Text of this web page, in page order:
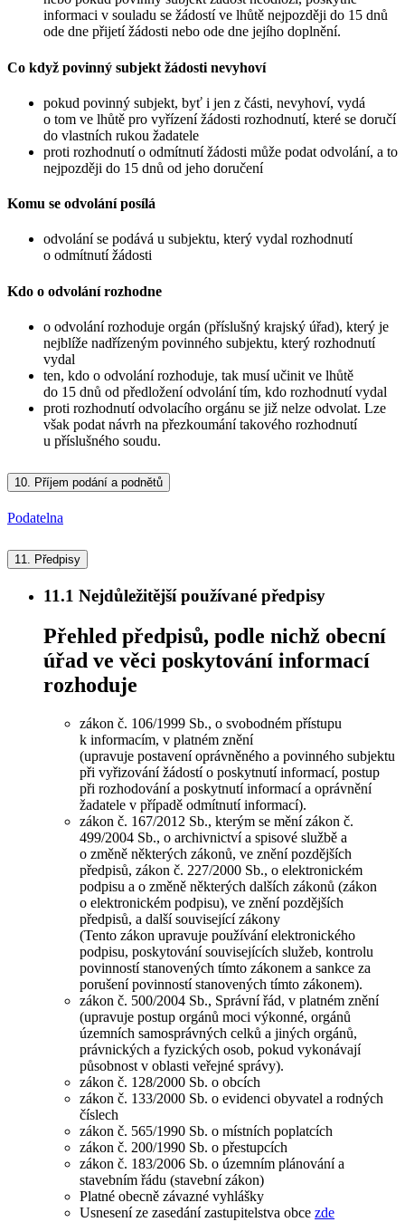
informaci v souladu se žádostí ve lhůtě nejpozději do 15 dnů
ode dne přijetí žádosti nebo ode dne jejího doplnění.
Co když povinný subjekt žádosti nevyhoví
pokud povinný subjekt, byť i jen z části, nevyhoví, vydá
o tom ve lhůtě pro vyřízení žádosti rozhodnutí, které se doručí
do vlastních rukou žadatele
proti rozhodnutí o odmítnutí žádosti může podat odvolání, a to
nejpozději do 15 dnů od jeho doručení
Komu se odvolání posílá
odvolání se podává u subjektu, který vydal rozhodnutí
o odmítnutí žádosti
Kdo o odvolání rozhodne
o odvolání rozhoduje orgán (příslušný krajský úřad), který je
nejblíže nadřízeným povinného subjektu, který rozhodnutí
vydal
ten, kdo o odvolání rozhoduje, tak musí učinit ve lhůtě
do 15 dnů od předložení odvolání tím, kdo rozhodnutí vydal
proti rozhodnutí odvolacího orgánu se již nelze odvolat. Lze
však podat návrh na přezkoumání takového rozhodnutí
u příslušného soudu.
10. Příjem podání a podnětů
Podatelna
11. Předpisy
11.1 Nejdůležitější používané předpisy
Přehled předpisů, podle nichž obecní
úřad ve věci poskytování informací
rozhoduje
zákon č. 106/1999 Sb., o svobodném přístupu
k informacím, v platném znění
(upravuje postavení oprávněného a povinného subjektu
při vyřizování žádostí o poskytnutí informací, postup
při rozhodování a poskytnutí informací a oprávnění
žadatele v případě odmítnutí informací).
zákon č. 167/2012 Sb., kterým se mění zákon č.
499/2004 Sb., o archivnictví a spisové službě a
o změně některých zákonů, ve znění pozdějších
předpisů, zákon č. 227/2000 Sb., o elektronickém
podpisu a o změně některých dalších zákonů (zákon
o elektronickém podpisu), ve znění pozdějších
předpisů, a další související zákony
(Tento zákon upravuje používání elektronického
podpisu, poskytování souvisejících služeb, kontrolu
povinností stanovených tímto zákonem a sankce za
porušení povinností stanovených tímto zákonem).
zákon č. 500/2004 Sb., Správní řád, v platném znění
(upravuje postup orgánů moci výkonné, orgánů
územních samosprávných celků a jiných orgánů,
právnických a fyzických osob, pokud vykonávají
působnost v oblasti veřejné správy).
zákon č. 128/2000 Sb. o obcích
zákon č. 133/2000 Sb. o evidenci obyvatel a rodných
číslech
zákon č. 565/1990 Sb. o místních poplatcích
zákon č. 200/1990 Sb. o přestupcích
zákon č. 183/2006 Sb. o územním plánování a
stavebním řádu (stavební zákon)
Platné obecně závazné vyhlášky
Usnesení ze zasedání zastupitelstva obce zde